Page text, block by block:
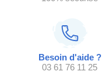
Besoin d'aide ?
03 61 76 11 25